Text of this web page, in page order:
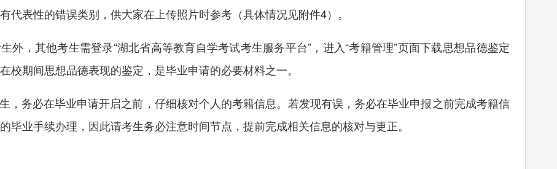
表性的错误类别，供大家在上传照片时参考（具体情况见附件4）。
外，其他考生需登录“湖北省高等教育自学考试考生服务平台”，进入“考籍管理”页面下载思想品德鉴定
期间思想品德表现的鉴定，是毕业申请的必要材料之一。
，务必在毕业申请开启之前，仔细核对个人的考籍信息。若发现有误，务必在毕业申报之前完成考籍信
毕业手续办理，因此请考生务必注意时间节点，提前完成相关信息的核对与更正。